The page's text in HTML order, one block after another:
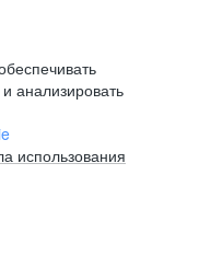
анализировать
использования